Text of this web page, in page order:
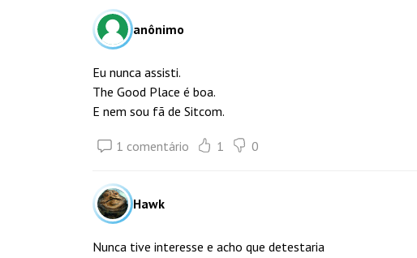
anônimo
Eu nunca assisti.
The Good Place é boa.
E nem sou fã de Sitcom.
1 comentário 1 0
Hawk
Nunca tive interesse e acho que detestaria